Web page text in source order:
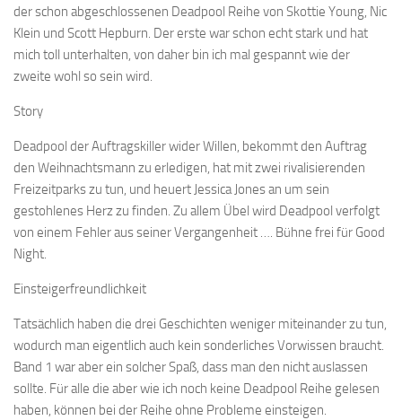
der schon abgeschlossenen Deadpool Reihe von Skottie Young, Nic
Klein und Scott Hepburn. Der erste war schon echt stark und hat
mich toll unterhalten, von daher bin ich mal gespannt wie der
zweite wohl so sein wird.
Story
Deadpool der Auftragskiller wider Willen, bekommt den Auftrag
den Weihnachtsmann zu erledigen, hat mit zwei rivalisierenden
Freizeitparks zu tun, und heuert Jessica Jones an um sein
gestohlenes Herz zu finden. Zu allem Übel wird Deadpool verfolgt
von einem Fehler aus seiner Vergangenheit …. Bühne frei für Good
Night.
Einsteigerfreundlichkeit
Tatsächlich haben die drei Geschichten weniger miteinander zu tun,
wodurch man eigentlich auch kein sonderliches Vorwissen braucht.
Band 1 war aber ein solcher Spaß, dass man den nicht auslassen
sollte. Für alle die aber wie ich noch keine Deadpool Reihe gelesen
haben, können bei der Reihe ohne Probleme einsteigen.